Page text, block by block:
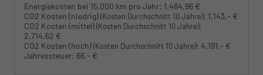
Energiekosten bei 15.000 km pro Jahr: 1.464,96 €
CO2 Kosten (niedrig)(Kosten Durchschnitt 10 Jahre): 1.143,- €
CO2 Kosten (mittel)(Kosten Durchschnitt 10 Jahre):
2.714,62 €
CO2 Kosten (hoch)(Kosten Durchschnitt 10 Jahre): 4.191,- €
Jahressteuer: 66,- €